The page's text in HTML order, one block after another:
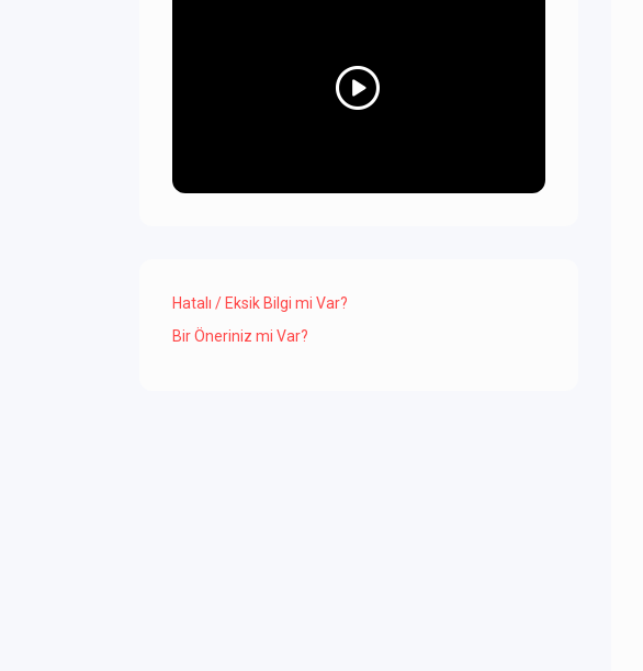
Hatalı / Eksik Bilgi mi Var?
Bir Öneriniz mi Var?